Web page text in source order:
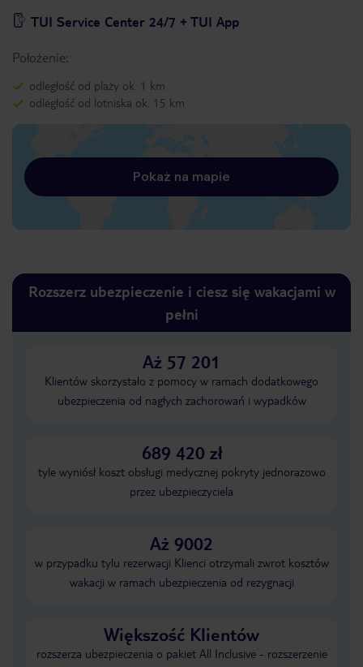
TUI Service Center 24/7 + TUI App
Położenie:
odległość od plaży ok. 1 km
odległość od lotniska ok. 15 km
Pokaż na mapie
Rozszerz ubezpieczenie i ciesz się wakacjami w
pełni
Aż 57 201
Klientów skorzystało z pomocy w ramach dodatkowego
ubezpieczenia od nagłych zachorowań i wypadków
689 420 zł
tyle wyniósł koszt obsługi medycznej pokryty jednorazowo
przez ubezpieczyciela
Aż 9002
w przypadku tylu rezerwacji Klienci otrzymali zwrot kosztów
wakacji w ramach ubezpieczenia od rezygnacji
Większość Klientów
rozszerza ubezpieczenia o pakiet All Inclusive - rozszerzenie